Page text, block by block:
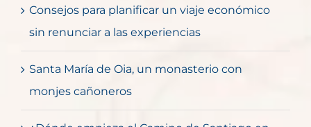
Consejos para planificar un viaje económico
sin renunciar a las experiencias
Santa María de Oia, un monasterio con
monjes cañoneros